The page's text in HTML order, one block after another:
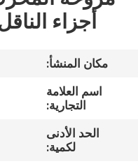
حولنا
جولة
أجزاء
مكان المنشأ:
اسم العلامة
التجارية:
الحد الأدنى
لكمية: